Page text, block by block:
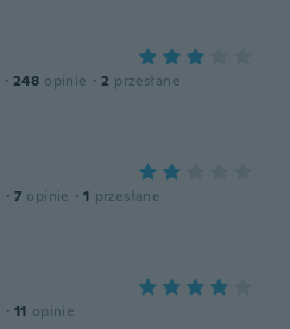
· 248 opinie · 2 przesłane
· 7 opinie · 1 przesłane
· 11 opinie